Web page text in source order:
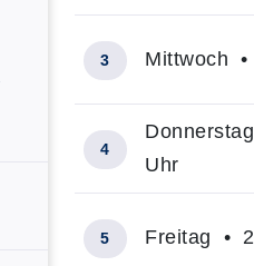
3 Mittwoch
4
Uhr
5 Freitag •